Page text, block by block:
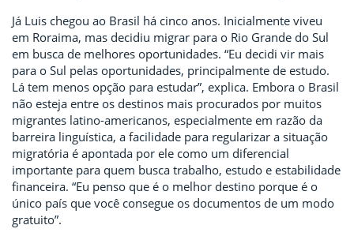
Já Luis chegou ao Brasil há cinco anos. Inicialmente viveu
em Roraima, mas decidiu migrar para o Rio Grande do Sul
em busca de melhores oportunidades. “Eu decidi vir mais
para o Sul pelas oportunidades, principalmente de estudo.
Lá tem menos opção para estudar”, explica. Embora o Brasil
não esteja entre os destinos mais procurados por muitos
migrantes latino-americanos, especialmente em razão da
barreira linguística, a facilidade para regularizar a situação
migratória é apontada por ele como um diferencial
importante para quem busca trabalho, estudo e estabilidade
financeira. “Eu penso que é o melhor destino porque é o
único país que você consegue os documentos de um modo
gratuito”.